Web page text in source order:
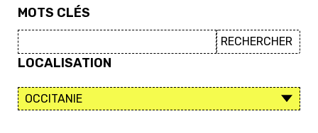
MOTS CLÉS
LOCALISATION